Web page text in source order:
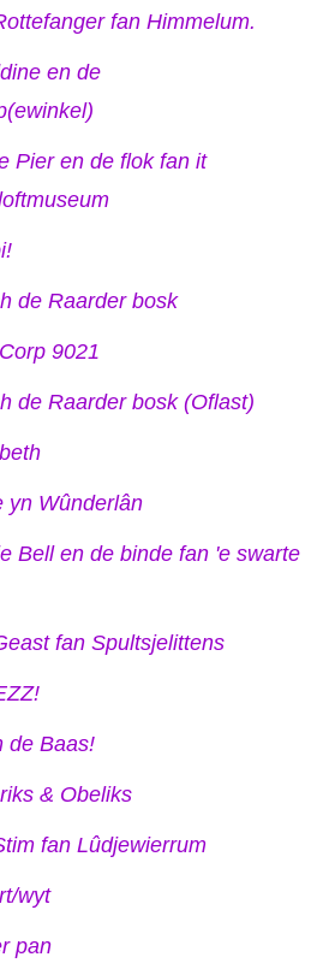
fan Himmelum.
en de
Pier en de flok fan it
de Raarder bosk
9021
de Raarder bosk (Oflast)
yn Wûnderlân
Bell en de binde fan 'e swarte
fan Spultsjelittens
de Baas!
& Obeliks
fan Lûdjewierrum
wyt
pan